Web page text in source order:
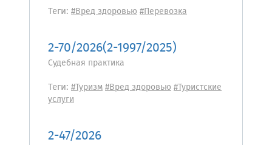
Теги: #Вред здоровью#Перевозка
2-70/2026(2-1997/2025)
Судебная практика
Теги: #Туризм#Вред здоровью#Туристские
услуги
2-47/2026